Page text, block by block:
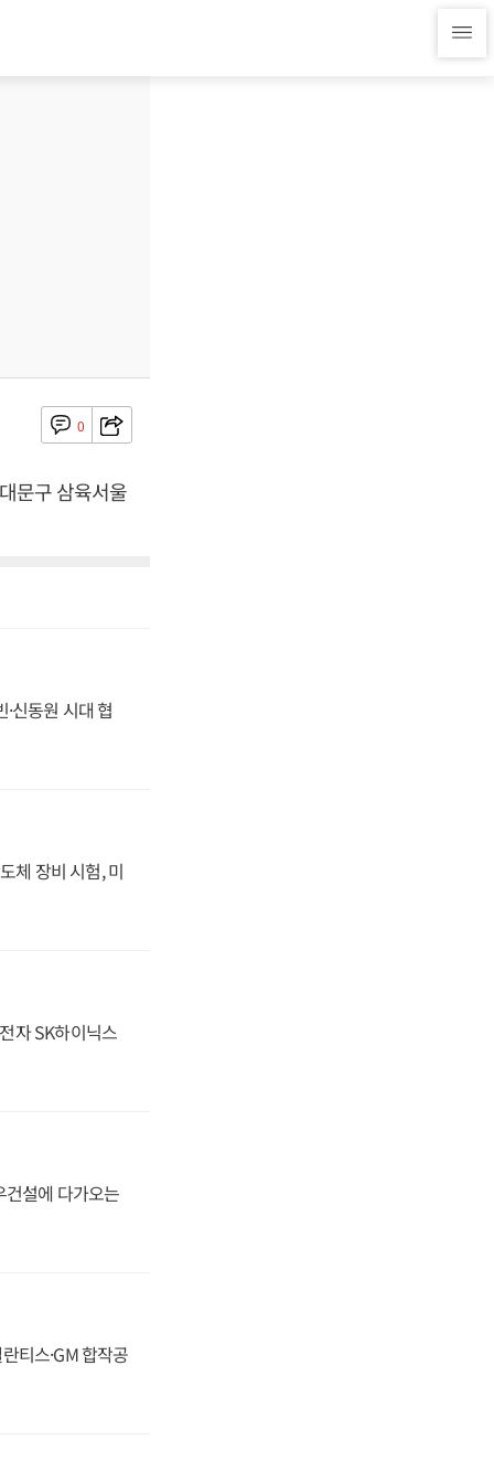
0
문구 삼육서울
신동원 시대 협
체 장비 시험, 미
자 SK하이닉스
건설에 다가오는
티스·GM 합작공